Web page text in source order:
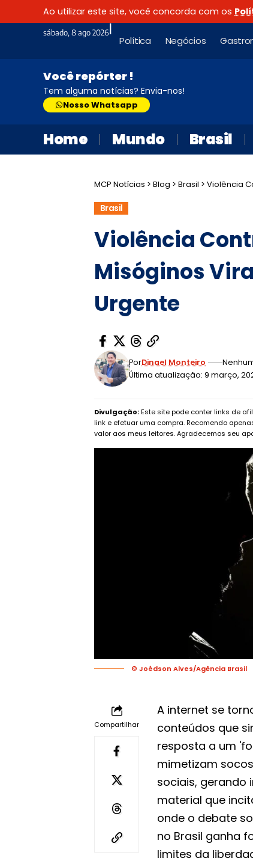
Ao utilizar este site, você concorda com os
sábado, 8 ago 2026|
Política Negócios
Você repórter !
Tem alguma notícias? Envia-nos!
Nosso Whatsapp
Home Mundo Brasil
MCP Notícias > Blog > Brasil > Violência
Brasil
Violência
Misóginos
Urgente
Última atualização: 9 março,
PorDinael Monteiro
Divulgação:Este site pode conter links de
link e efetuar uma compra. Recomendo
valor aos meus leitores. Agradecemos seu
© Joédson Alves/Agência Brasil
Compartilhar
A internet se
conteúdos que
resposta a um
mimetizam
sociais, gerando
material que
onde o debate
no Brasil ganha
limites da